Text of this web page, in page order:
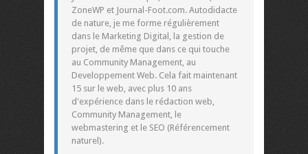
ZoneWP et Journal-Foot.com. Autodidacte
de nature, je me forme régulièrement
dans le Marketing Digital, la gestion de
projet, de même que dans ce qui touche
au Community Management, au
Developpement Web. Cela fait maintenant
15 sur le web, avec plus 10 ans
d'expérience dans le rédaction web,
Community Management, le
webmastering et le SEO (Référencement
naturel).